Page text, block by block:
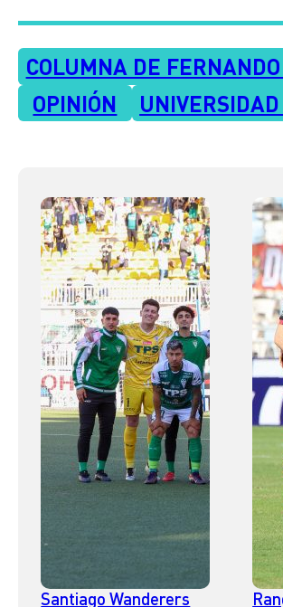
COLUMNA DE
OPINIÓN
Santiago Wanderers